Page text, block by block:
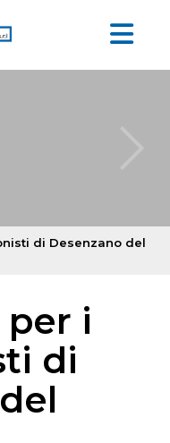
di Desenzano del
i
di